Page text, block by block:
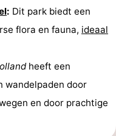
: Dit park biedt een
flora en fauna, ideaal
heeft een
wandelpaden door
en door prachtige